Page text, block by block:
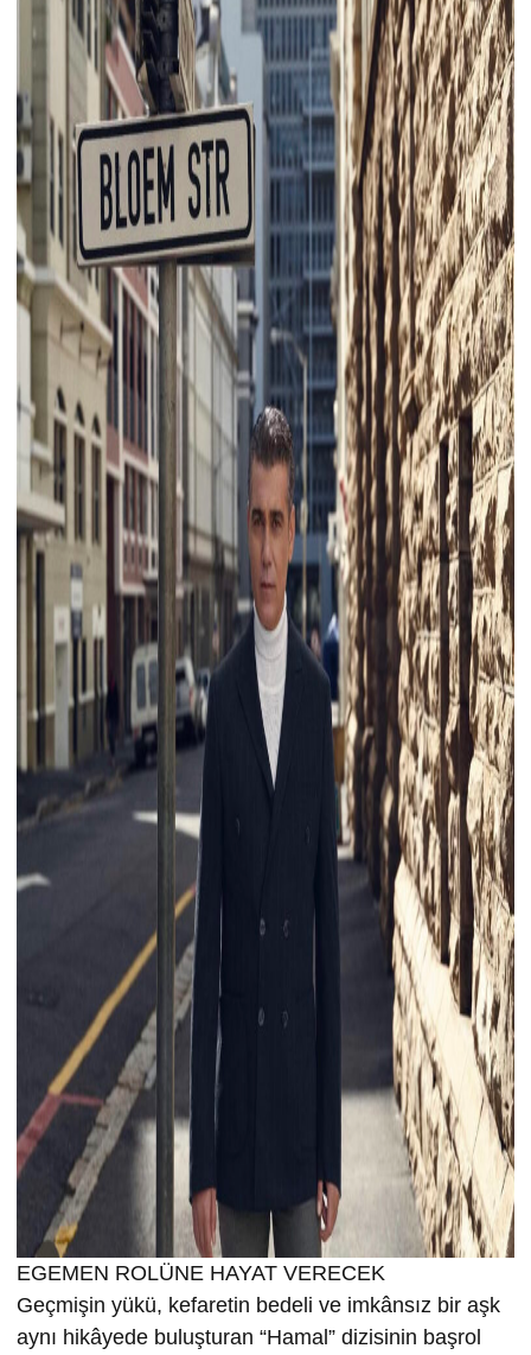
EGEMEN ROLÜNE HAYAT VERECEK
Geçmişin yükü, kefaretin bedeli ve imkânsız bir aşk
aynı hikâyede buluşturan “Hamal” dizisinin başrol